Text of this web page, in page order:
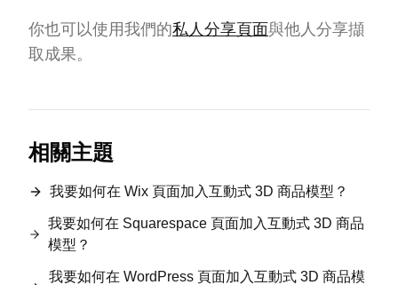
你也可以使用我們的私人分享頁面與他人分享擷
取成果。
相關主題
我要如何在 Wix 頁面加入互動式 3D 商品模型？
我要如何在 Squarespace 頁面加入互動式 3D 商品
模型？
我要如何在 WordPress 頁面加入互動式 3D 商品模